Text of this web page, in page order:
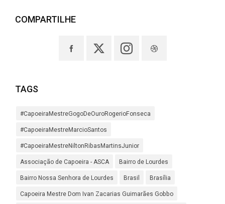
COMPARTILHE
TAGS
#CapoeiraMestreGogoDeOuroRogerioFonseca
#CapoeiraMestreMarcioSantos
#CapoeiraMestreNiltonRibasMartinsJunior
Associação de Capoeira - ASCA Bairro de Lourdes
Bairro Nossa Senhora de Lourdes Brasil Brasília
Capoeira Mestre Dom Ivan Zacarias Guimarães Gobbo